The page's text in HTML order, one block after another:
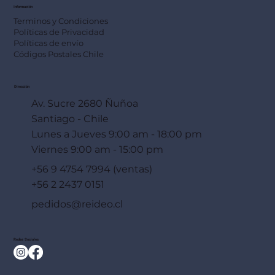
Información
Terminos y Condiciones
Políticas de Privacidad
Políticas de envío
Códigos Postales Chile
Dirección
Av. Sucre 2680 Ñuñoa
Santiago - Chile
Lunes a Jueves 9:00 am - 18:00 pm
Viernes 9:00 am - 15:00 pm
+56 9 4754 7994 (ventas)
+56 2 2437 0151
pedidos@reideo.cl
Redes Sociales